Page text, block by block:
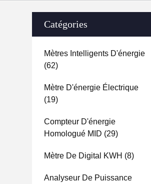
Catégories
Mètres Intelligents D'énergie
(62)
Mètre D'énergie Électrique
(19)
Compteur D'énergie
Homologué MID (29)
Mètre De Digital KWH (8)
Analyseur De Puissance